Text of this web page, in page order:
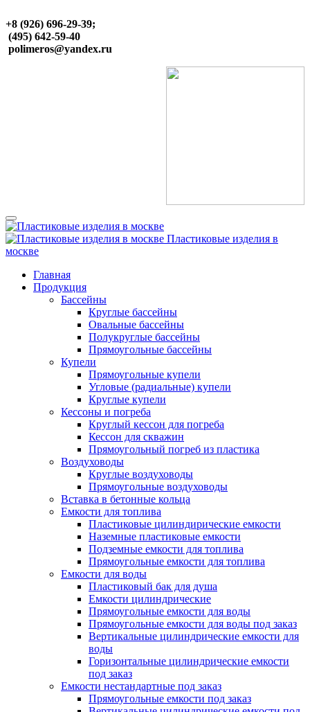
+8 (926) 696-29-39;
(495) 642-59-40
polimeros@yandex.ru
Пластиковые изделия в
москве
Главная
Продукция
Бассейны
Круглые бассейны
Овальные бассейны
Полукруглые бассейны
Прямоугольные бассейны
Купели
Прямоугольные купели
Угловые (радиальные) купели
Круглые купели
Кессоны и погреба
Круглый кессон для погреба
Кессон для скважин
Прямоугольный погреб из пластика
Воздуховоды
Круглые воздуховоды
Прямоугольные воздуховоды
Вставка в бетонные кольца
Емкости для топлива
Пластиковые цилиндирические емкости
Наземные пластиковые емкости
Подземные емкости для топлива
Прямоугольные емкости для топлива
Емкости для воды
Пластиковый бак для душа
Емкости цилиндрические
Прямоугольные емкости для воды
Прямоугольные емкости для воды под заказ
Вертикальные цилиндрические емкости для
воды
Горизонтальные цилиндрические емкости
под заказ
Емкости нестандартные под заказ
Прямоугольные емкости под заказ